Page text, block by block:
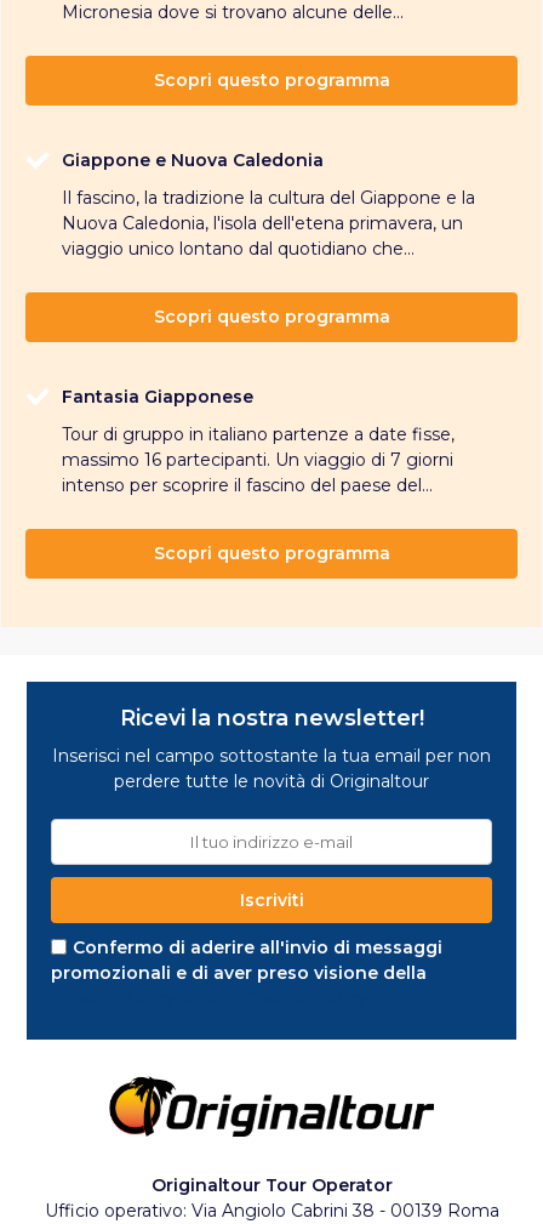
Micronesia dove si trovano alcune delle...
Scopri questo programma
Giappone e Nuova Caledonia
Il fascino, la tradizione la cultura del Giappone e la
Nuova Caledonia, l'isola dell'etena primavera, un
viaggio unico lontano dal quotidiano che...
Scopri questo programma
Fantasia Giapponese
Tour di gruppo in italiano partenze a date fisse,
massimo 16 partecipanti. Un viaggio di 7 giorni
intenso per scoprire il fascino del paese del...
Scopri questo programma
Ricevi la nostra newsletter!
Inserisci nel campo sottostante la tua email per non
perdere tutte le novità di Originaltour
Confermo di aderire all'invio di messaggi
promozionali e di aver preso visione della
Originaltour Tour Operator
Ufficio operativo: Via Angiolo Cabrini 38 - 00139 Roma